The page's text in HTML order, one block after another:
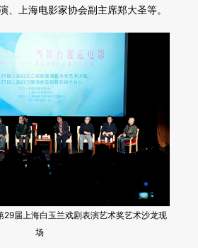
、上海电影家协会副主席郑大圣等。
届上海白玉兰戏剧表演艺术奖艺术沙龙现
场